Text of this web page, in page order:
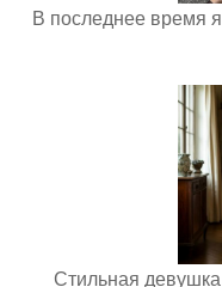
В последнее время
Стильная